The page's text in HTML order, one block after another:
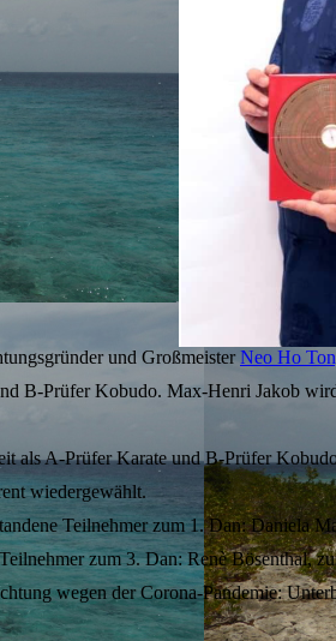
und GroßmeisterNeo Ho
B-Prüfer Kobudo. Max-Henri Jakob
als A-Prüfer Karate und B-Prüfer
wiedergewählt.
Teilnehmer zum 1. Dan: Daniela
zum 3. Dan: Renè Bösenthal,
wegen der Corona-Pandemie: